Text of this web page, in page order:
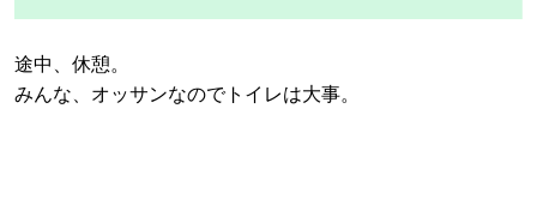
途中、休憩。
みんな、オッサンなのでトイレは大事。